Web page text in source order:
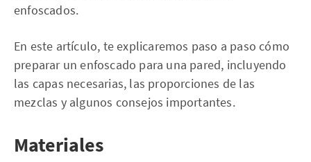
enfoscados.
En este artículo, te explicaremos paso a paso cómo
preparar un enfoscado para una pared, incluyendo
las capas necesarias, las proporciones de las
mezclas y algunos consejos importantes.
Materiales